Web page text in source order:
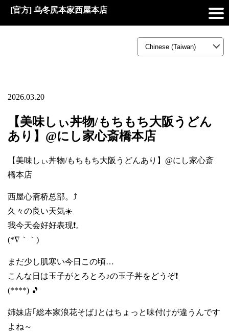
[官方] 乌冬尻本家西屋本店
2026.03.20
【美味しぃ丼物/もちもち大阪うどん
あり】@にし家心斎橋本店
【美味しぃ丼物/もちもち大阪うどんあり】@にし家心斎
橋本店
西屋心斋桥总部。⤴️
久々の良い天気☀️
我今天会好好表现❗。
(*∇｀｀)
まだ少し肌寒い今日この頃…
こんな日は玉子がとろとろ♪の玉子丼をどうぞ❗
(****) 🎵
姉妹店｢総本家浪花そば｣とはちょっと味付けが違うんです
よね～